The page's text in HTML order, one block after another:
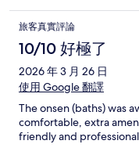
旅客真實評論
10/10 好極了
2026 年 3 月 26 日
使用 Google 翻譯
The onsen (baths) was
comfortable, extra
friendly and